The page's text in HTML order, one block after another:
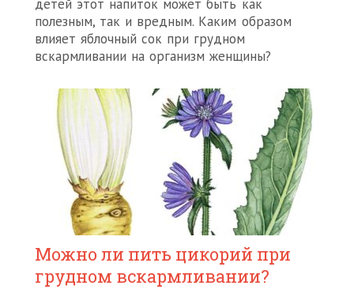
детей этот напиток может быть как
полезным, так и вредным. Каким образом
влияет яблочный сок при грудном
вскармливании на организм женщины?
Можно ли пить цикорий при
грудном вскармливании?